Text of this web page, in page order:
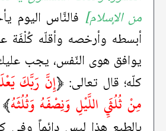
من الإسلام] فالنَّاس اليوم
أبسطه وأرخصه وأقلّه كُلْفَة
يوافق هوى النّفس، يجب
كلّه؛ قال تعالى: ﴿إِنَّ رَبَّكَ
مِنْ ثُلُثَيِ اللَّيْلِ وَنِصْفَهُ وَثُلُثَهُ﴾